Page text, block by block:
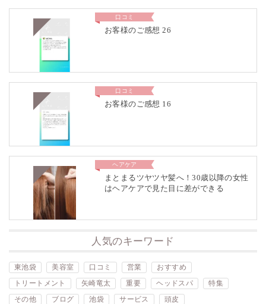
口コミ
お客様のご感想 26
口コミ
お客様のご感想 16
ヘアケア
まとまるツヤツヤ髪へ！30歳以降の女性
はヘアケアで見た目に差ができる
人気のキーワード
東池袋 美容室 口コミ 営業
おすすめ
トリートメント
矢崎竜太 重要 ヘッドスパ
特集
その他
ブログ 池袋 サービス 頭皮